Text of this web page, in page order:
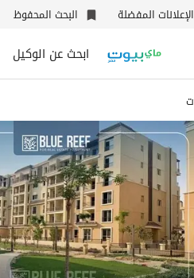
الإعلانات المفضلة البحث المحفوظ
ابحث عن الوكيل